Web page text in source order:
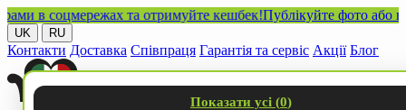
соцмережах та отримуйте кешбек!Публікуйте фото або відео
UK RU
Контакти Доставка Співпраця Гарантія та сервіс Акції Блог
Показати усі (0)